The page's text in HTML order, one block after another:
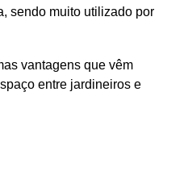
sendo muito utilizado por
vantagens que vêm
entre jardineiros e